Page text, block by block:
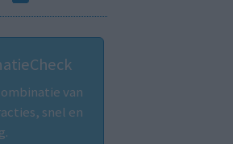
van
snel en